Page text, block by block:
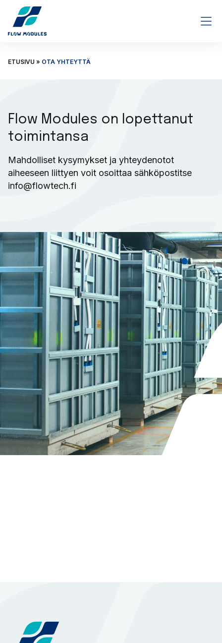
Siirry pääsisältöön
ETUSIVU » OTA YHTEYTTÄ
Flow Modules on lopettanut
toimintansa
Mahdolliset kysymykset ja yhteydenotot
aiheeseen liittyen voit osoittaa sähköpostitse
info@flowtech.fi